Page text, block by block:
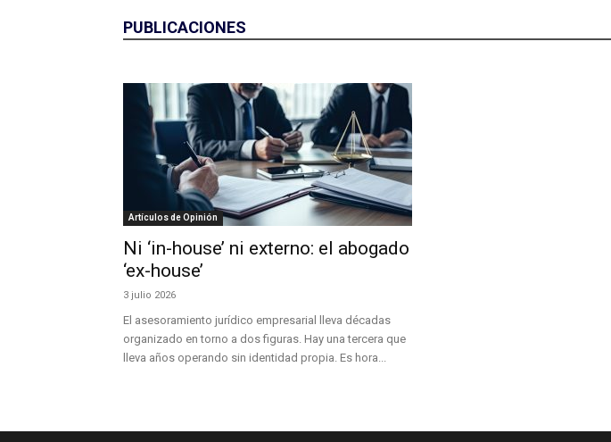
PUBLICACIONES
Artículos de Opinión
Ni ‘in-house’ ni externo: el abogado
‘ex-house’
3 julio 2026
El asesoramiento jurídico empresarial lleva décadas
organizado en torno a dos figuras. Hay una tercera que
lleva años operando sin identidad propia. Es hora...